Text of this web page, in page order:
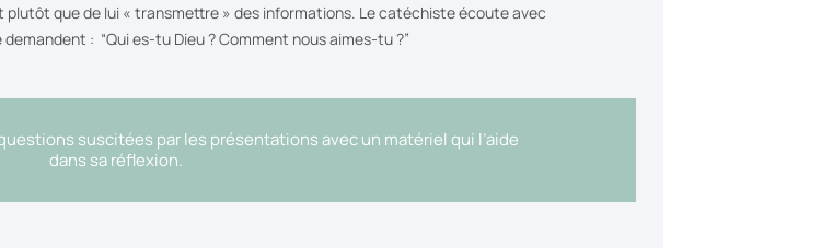
plutôt que de lui « transmettre » des informations. Le catéchiste écoute avec
demandent : “Qui es-tu Dieu ? Comment nous aimes-tu ?”
suscitées par les présentations avec un matériel qui l’aide
dans sa réflexion.